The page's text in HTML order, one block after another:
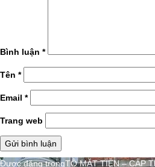
Bình luận *
Tên *
Email *
Trang web
Điều
Được đăng trongTÔ MẶT TIỀN – CẤP